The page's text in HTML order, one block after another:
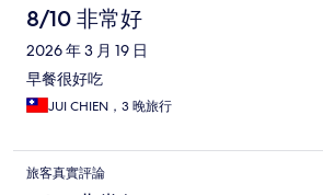
8/10 非常好
2026 年 3 月 19 日
早餐很好吃
JUI CHIEN，3 晚旅行
旅客真實評論